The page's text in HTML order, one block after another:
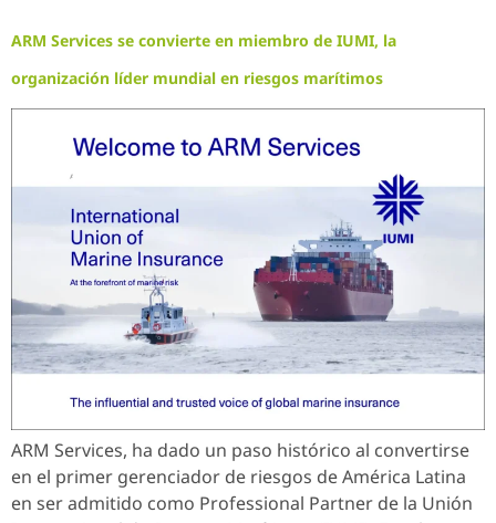
ARM Services se convierte en miembro de IUMI, la
organización líder mundial en riesgos marítimos
ARM Services, ha dado un paso histórico al convertirse
en el primer gerenciador de riesgos de América Latina
en ser admitido como Professional Partner de la Unión